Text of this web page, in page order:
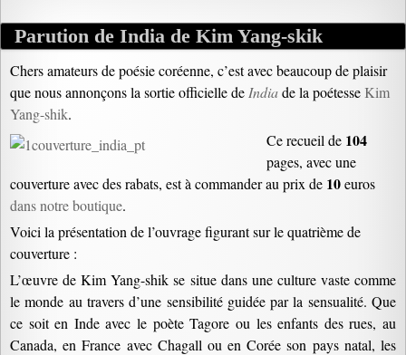
Parution de India de Kim Yang-skik
Chers amateurs de poésie coréenne, c’est avec beaucoup de plaisir
que nous annonçons la sortie officielle de Indiade la poétesse Kim
Yang-shik.
Ce recueil de 104
pages, avec une
couverture avec des rabats, est à commander au prix de 10euros
dans notre boutique.
Voici la présentation de l’ouvrage figurant sur le quatrième de
couverture :
L’œuvre de Kim Yang-shik se situe dans une culture vaste comme
le monde au travers d’une sensibilité guidée par la sensualité. Que
ce soit en Inde avec le poète Tagore ou les enfants des rues, au
Canada, en France avec Chagall ou en Corée son pays natal, les